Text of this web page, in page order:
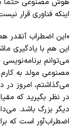
اینکه فناوری قرار
«این اضطراب آنقدر
این هم با یادگیری
می‌توانم
مصنوعی مولد به
می‌گذاشتم، امروز
در نظر بگیرید که
دیگر بزرگ باشد.
اضطراب‌آور است که